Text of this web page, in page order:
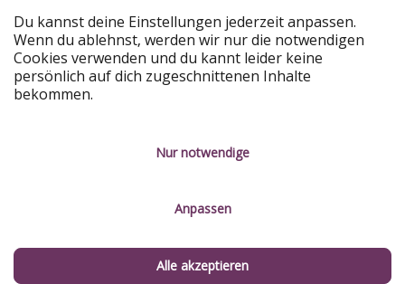
HolidayPirates Group
Lerne uns kennen
Über uns
Nachhaltigkeit
Rechtliches
Kontakt
Service-Kontrolle
Du kannst deine Einstellungen jederzeit anpassen.
Wenn du ablehnst, werden wir nur die notwendigen
Cookies verwenden und du kannt leider keine
persönlich auf dich zugeschnittenen Inhalte
bekommen.
Nur notwendige
Anpassen
Alle akzeptieren